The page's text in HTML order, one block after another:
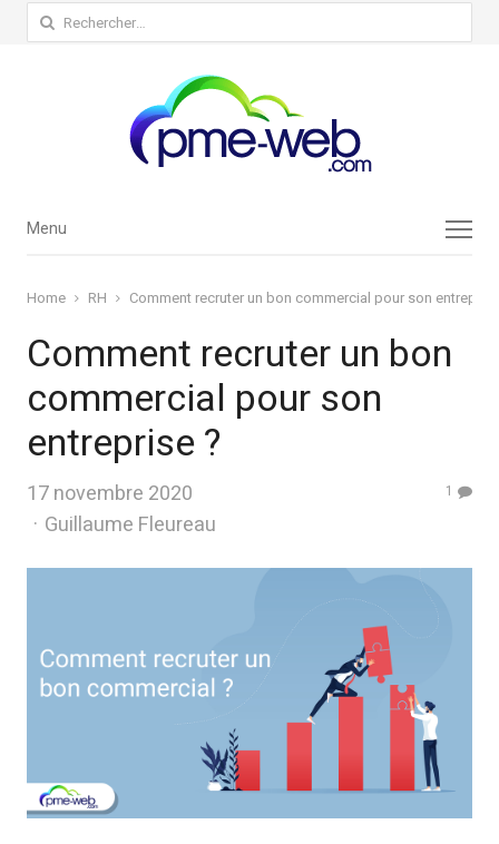
Rechercher :
Menu
Menu
Home RH Comment recruter un bon commercial pour son
Comment recruter un bon
commercial pour son
entreprise ?
17 novembre 2020
Author
Guillaume Fleureau
1